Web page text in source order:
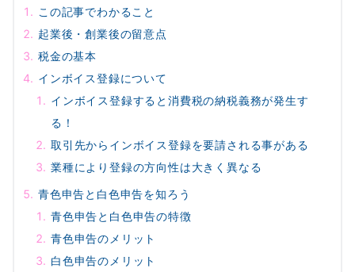
この記事でわかること
起業後・創業後の留意点
税金の基本
インボイス登録について
インボイス登録すると消費税の納税義務が発生す
る！
取引先からインボイス登録を要請される事がある
業種により登録の方向性は大きく異なる
青色申告と白色申告を知ろう
青色申告と白色申告の特徴
青色申告のメリット
白色申告のメリット